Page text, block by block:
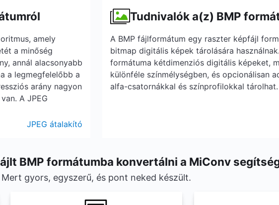
amely
a minőség
annál alacsonyabb
a legmegfelelőbb a
arány nagyon
A JPEG
JPEG átalakító
Tudnivalók a(z) BMP
A BMP fájlformátum egy raszter képfájl
bitmap digitális képek tárolására
formátuma kétdimenziós digitális képeket,
különféle színmélységben, és opcionálisan
alfa-csatornákkal és színprofilokkal tárolhat.
BMP formátumba konvertálni a MiConv
Mert gyors, egyszerű, és pont neked készült.